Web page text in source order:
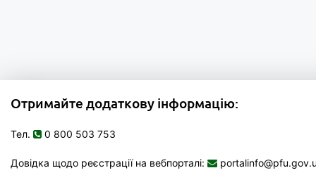
Отримайте додаткову інформацію:
Тел. 0 800 503 753
Довідка щодо реєстрації на вебпорталі: